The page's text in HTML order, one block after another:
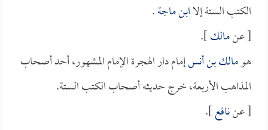
الكتب الستة إلاابن ماجة.
[ عنمالك].
هومالك بن أنسإمام دار الهجرة الإمام المشهور، أحد أصحاب
المذاهب الأربعة، خرج حديثه أصحاب الكتب الستة.
[ عننافع].